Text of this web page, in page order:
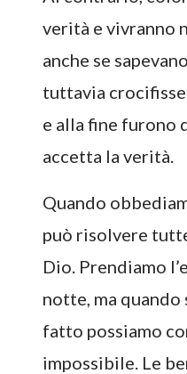
verità e vivranno
anche se
tuttavia
e alla fine furono
accetta la verità.
Quando
può risolvere
Dio. Prendiamo
notte, ma quando
fatto possiamo
impossibile. Le